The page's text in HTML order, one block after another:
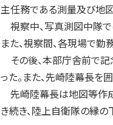
主任務である測量及び地
視察中、写真測図中隊
また、視察間、各現場で
その後、本部庁舎前で記
った。また、先崎陸幕長を
先崎陸幕長は地図等作
き続き、陸上自衛隊の縁